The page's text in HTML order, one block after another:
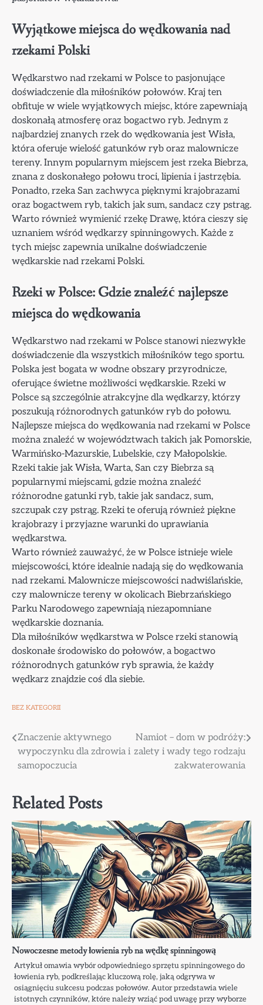
Wyjątkowe miejsca do wędkowania nad
rzekami Polski
Wędkarstwo nad rzekami w Polsce to pasjonujące
doświadczenie dla miłośników połowów. Kraj ten
obfituje w wiele wyjątkowych miejsc, które zapewniają
doskonałą atmosferę oraz bogactwo ryb. Jednym z
najbardziej znanych rzek do wędkowania jest Wisła,
która oferuje wielość gatunków ryb oraz malownicze
tereny. Innym popularnym miejscem jest rzeka Biebrza,
znana z doskonałego połowu troci, lipienia i jastrzębia.
Ponadto, rzeka San zachwyca pięknymi krajobrazami
oraz bogactwem ryb, takich jak sum, sandacz czy pstrąg.
Warto również wymienić rzekę Drawę, która cieszy się
uznaniem wśród wędkarzy spinningowych. Każde z
tych miejsc zapewnia unikalne doświadczenie
wędkarskie nad rzekami Polski.
Rzeki w Polsce: Gdzie znaleźć najlepsze
miejsca do wędkowania
Wędkarstwo nad rzekami w Polsce stanowi niezwykłe
doświadczenie dla wszystkich miłośników tego sportu.
Polska jest bogata w wodne obszary przyrodnicze,
oferujące świetne możliwości wędkarskie. Rzeki w
Polsce są szczególnie atrakcyjne dla wędkarzy, którzy
poszukują różnorodnych gatunków ryb do połowu.
Najlepsze miejsca do wędkowania nad rzekami w Polsce
można znaleźć w województwach takich jak Pomorskie,
Warmińsko-Mazurskie, Lubelskie, czy Małopolskie.
Rzeki takie jak Wisła, Warta, San czy Biebrza są
popularnymi miejscami, gdzie można znaleźć
różnorodne gatunki ryb, takie jak sandacz, sum,
szczupak czy pstrąg. Rzeki te oferują również piękne
krajobrazy i przyjazne warunki do uprawiania
wędkarstwa.
Warto również zauważyć, że w Polsce istnieje wiele
miejscowości, które idealnie nadają się do wędkowania
nad rzekami. Malownicze miejscowości nadwiślańskie,
czy malownicze tereny w okolicach Biebrzańskiego
Parku Narodowego zapewniają niezapomniane
wędkarskie doznania.
Dla miłośników wędkarstwa w Polsce rzeki stanowią
doskonałe środowisko do połowów, a bogactwo
różnorodnych gatunków ryb sprawia, że każdy
wędkarz znajdzie coś dla siebie.
BEZ KATEGORII
Nawigacja
wpisu
Znaczenie aktywnego
wypoczynku dla zdrowia i
samopoczucia
Namiot – dom w podróży:
zalety i wady tego rodzaju
zakwaterowania
Related Posts
Nowoczesne metody łowienia ryb na wędkę spinningową
Artykuł omawia wybór odpowiedniego sprzętu spinningowego do
łowienia ryb, podkreślając kluczową rolę, jaką odgrywa w
osiągnięciu sukcesu podczas połowów. Autor przedstawia wiele
istotnych czynników, które należy wziąć pod uwagę przy wyborze